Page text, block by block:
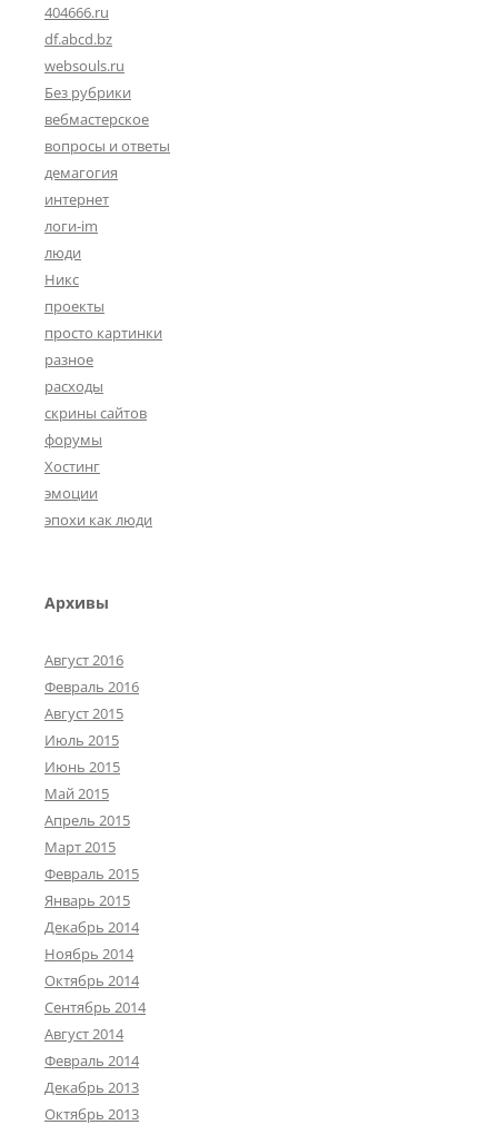
404666.ru
df.abcd.bz
websouls.ru
Без рубрики
вебмастерское
вопросы и ответы
демагогия
интернет
логи-im
люди
Никс
проекты
просто картинки
разное
расходы
скрины сайтов
форумы
Хостинг
эмоции
эпохи как люди
Архивы
Август 2016
Февраль 2016
Август 2015
Июль 2015
Июнь 2015
Май 2015
Апрель 2015
Март 2015
Февраль 2015
Январь 2015
Декабрь 2014
Ноябрь 2014
Октябрь 2014
Сентябрь 2014
Август 2014
Февраль 2014
Декабрь 2013
Октябрь 2013